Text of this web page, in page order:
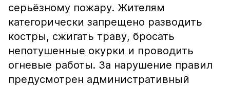
серьёзному пожару. Жителям
категорически запрещено разводить
костры, сжигать траву, бросать
непотушенные окурки и проводить
огневые работы. За нарушение правил
предусмотрен административный